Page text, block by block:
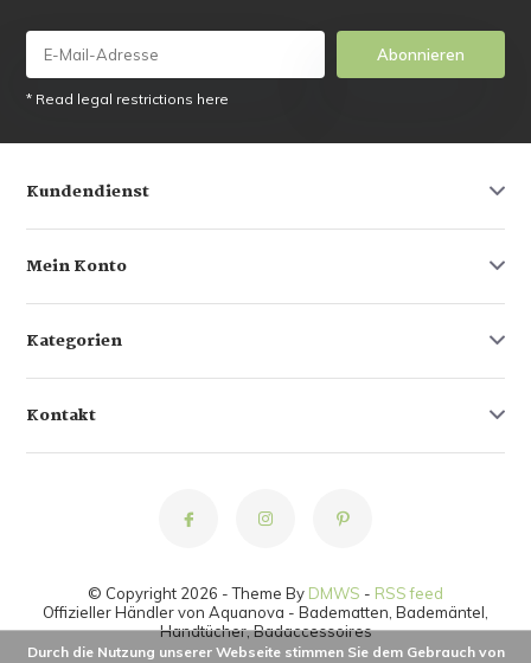
Abonnieren
* Read legal restrictions here
Kundendienst
Mein Konto
Kategorien
Kontakt
© Copyright 2026 - Theme By DMWS - RSS feed
Offizieller Händler von Aquanova - Badematten, Bademäntel,
Handtücher, Badaccessoires
Durch die Nutzung unserer Webseite stimmen Sie dem Gebrauch von